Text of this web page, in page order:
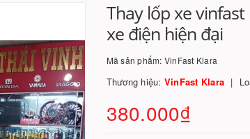
Thay lốp xe
xe điện hiện đại
Mã sản phẩm: VinFast Klara
Thương hiệu: VinFast Klara
380.000₫